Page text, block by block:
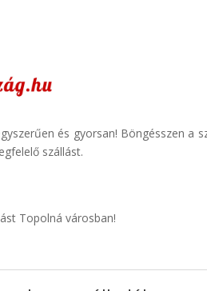
és gyorsan! Böngésszen a
szállást.
Topolná városban!